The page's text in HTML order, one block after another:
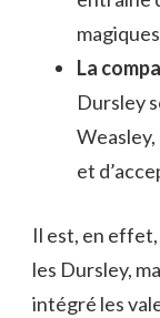
La
Dursley
et
Il est, en
les Dursley,
intégré les